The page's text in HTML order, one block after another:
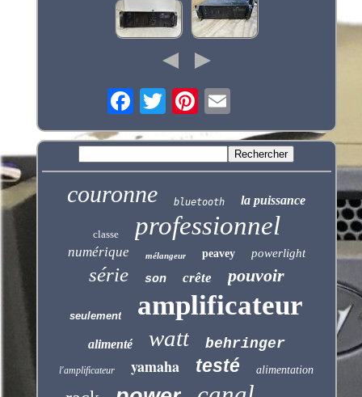
couronne bluetooth la puissance
classe professionnel
numérique mélangeur peavey powerlight
série son crête pouvoir
seulement amplificateur
alimenté watt behringer
l'amplificateur yamaha testé alimentation